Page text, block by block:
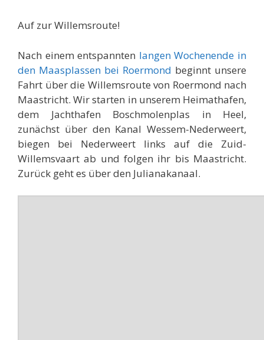
Auf zur Willemsroute!
Nach einem entspannten langen Wochenende in
den Maasplassen bei Roermond beginnt unsere
Fahrt über die Willemsroute von Roermond nach
Maastricht. Wir starten in unserem Heimathafen,
dem Jachthafen Boschmolenplas in Heel,
zunächst über den Kanal Wessem-Nederweert,
biegen bei Nederweert links auf die Zuid-
Willemsvaart ab und folgen ihr bis Maastricht.
Zurück geht es über den Julianakanaal.